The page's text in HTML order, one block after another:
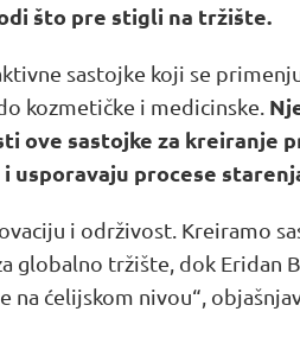
što pre stigli na tržište.
sastojke koji se
kozmetičke i medicinske.
ove sastojke za kreiranje
usporavaju procese
i održivost. Kreiramo
globalno tržište, dok Eridan
na ćelijskom nivou“,